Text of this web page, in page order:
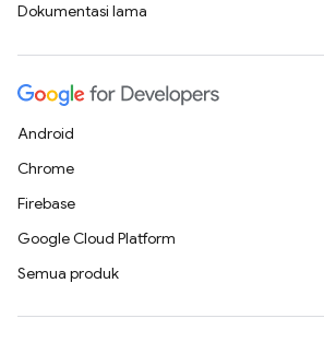
Dokumentasi lama
Android
Chrome
Firebase
Google Cloud Platform
Semua produk